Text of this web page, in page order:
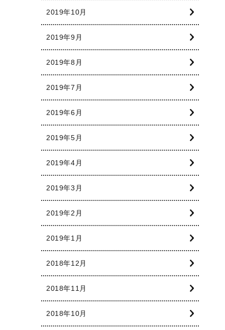
2019年10月
2019年9月
2019年8月
2019年7月
2019年6月
2019年5月
2019年4月
2019年3月
2019年2月
2019年1月
2018年12月
2018年11月
2018年10月